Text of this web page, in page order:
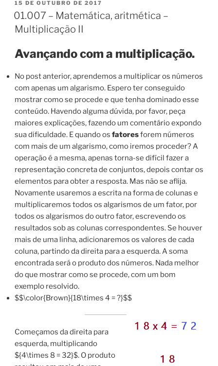
PUBLICADO
EM
15 DE OUTUBRO DE 2017
01.007 – Matemática, aritmética –
Multiplicação II
Avançando com a multiplicação.
No post anterior, aprendemos a multiplicar os números
com apenas um algarismo. Espero ter conseguido
mostrar como se procede e que tenha dominado esse
conteúdo. Havendo alguma dúvida, por favor, peça
maiores explicações, fazendo um comentário expondo
sua dificuldade. E quando os fatoresforem números
com mais de um algarismo, como iremos proceder? A
operação é a mesma, apenas torna-se difícil fazer a
representação concreta de conjuntos, depois contar os
elementos para obter a resposta. Mas não se aflija.
Novamente usaremos a escrita na forma de colunas e
multiplicaremos todos os algarismos de um fator, por
todos os algarismos do outro fator, escrevendo os
resultados sob as colunas correspondentes. Se houver
mais de uma linha, adicionaremos os valores de cada
coluna, partindo da direita para a esquerda. A soma
encontrada será o produto dos números. Nada melhor
do que mostrar como se procede, com um bom
exemplo resolvido.
$$\color{Brown}{18\times 4 = ?}$$
Começamos da direita para
esquerda, multiplicando
${4\times 8 = 32}$. O produto